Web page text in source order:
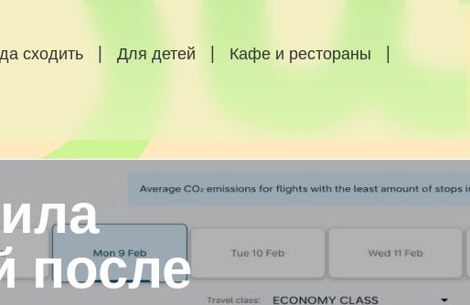
сходить Для детей Кафе и рестораны
после